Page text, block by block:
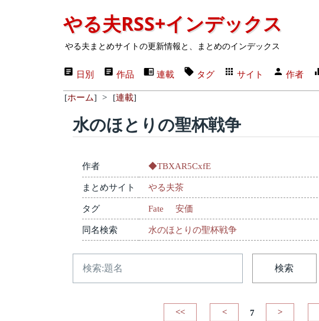
やる夫RSS+インデックス
やる夫まとめサイトの更新情報と、まとめのインデックス
日別 作品 連載 タグ サイト 作者
[ホーム] > [連載]
水のほとりの聖杯戦争
作者 ◆TBXAR5CxfE
まとめサイト やる夫茶
タグ Fate 安価
同名検索 水のほとりの聖杯戦争
検索
<< < 7 >